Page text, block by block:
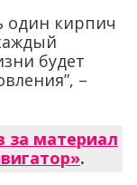
один кирпич
будет
–
за материал
.